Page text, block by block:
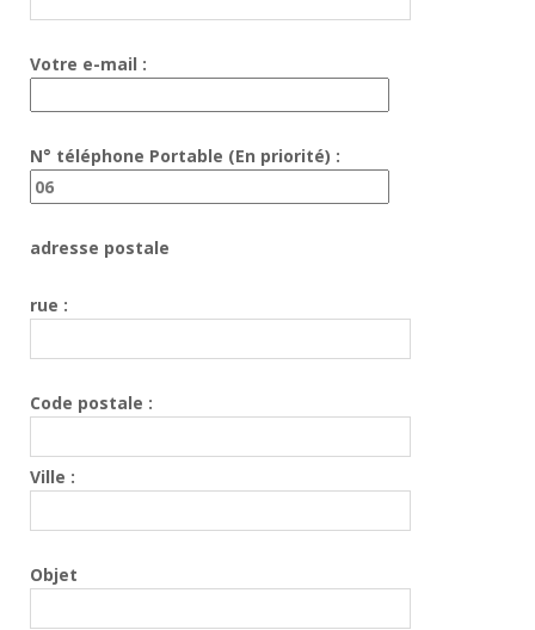
Votre e-mail :
N° téléphone Portable (En priorité) :
adresse postale
rue :
Code postale :
Ville :
Objet